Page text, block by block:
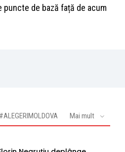
puncte de bază față de acum
#ALEGERIMOLDOVA Mai mult